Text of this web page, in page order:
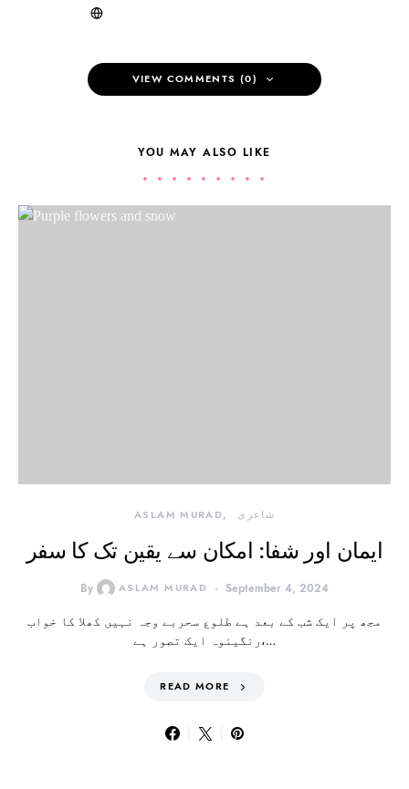
VIEW COMMENTS (0)
YOU MAY ALSO LIKE
ASLAM MURAD شاعری
ایمان اور شفا: امکان سے یقین تک کا سفر
By ASLAM MURAD September 4, 2024
مجھ پر ایک شب کے بعد ہے طلوع سحربے وجہ نہیں کھلا کا خواب
رنگینوہ ایک تصور ہے،…
READ MORE